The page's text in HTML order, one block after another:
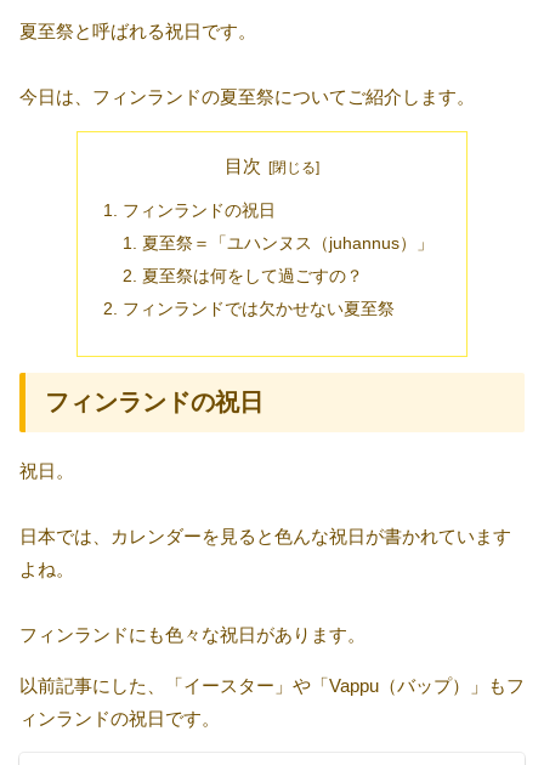
夏至祭と呼ばれる祝日です。
今日は、フィンランドの夏至祭についてご紹介します。
目次
フィンランドの祝日
夏至祭＝「ユハンヌス（juhannus）」
夏至祭は何をして過ごすの？
フィンランドでは欠かせない夏至祭
フィンランドの祝日
祝日。
日本では、カレンダーを見ると色んな祝日が書かれています
よね。
フィンランドにも色々な祝日があります。
以前記事にした、「イースター」や「Vappu（バップ）」もフ
ィンランドの祝日です。